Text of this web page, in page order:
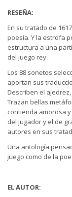
RESEÑA:
En su tratado de
poesía. Y la estrofa
estructura a una
del juego rey.
Los 88 sonetos
aportan sus
Describen el
Trazan bellas
contienda amorosa
del jugador y el de
autores en sus
Una antología
juego como de la
EL AUTOR: